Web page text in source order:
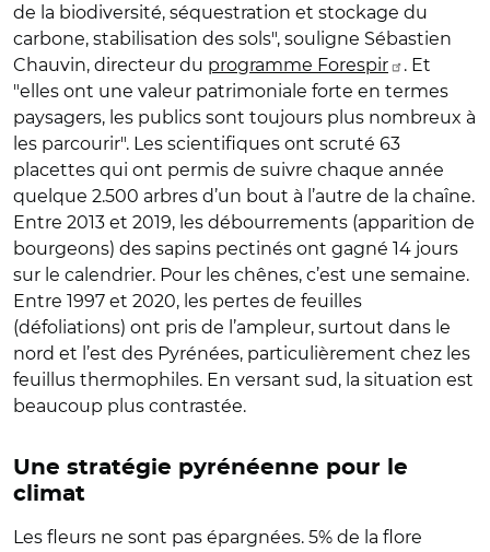
de la biodiversité, séquestration et stockage du
carbone, stabilisation des sols", souligne Sébastien
Chauvin, directeur du programme Forespir
. Et
"elles ont une valeur patrimoniale forte en termes
paysagers, les publics sont toujours plus nombreux à
les parcourir". Les scientifiques ont scruté 63
placettes qui ont permis de suivre chaque année
quelque 2.500 arbres d’un bout à l’autre de la chaîne.
Entre 2013 et 2019, les débourrements (apparition de
bourgeons) des sapins pectinés ont gagné 14 jours
sur le calendrier. Pour les chênes, c’est une semaine.
Entre 1997 et 2020, les pertes de feuilles
(défoliations) ont pris de l’ampleur, surtout dans le
nord et l’est des Pyrénées, particulièrement chez les
feuillus thermophiles. En versant sud, la situation est
beaucoup plus contrastée.
Une stratégie pyrénéenne pour le
climat
Les fleurs ne sont pas épargnées. 5% de la flore